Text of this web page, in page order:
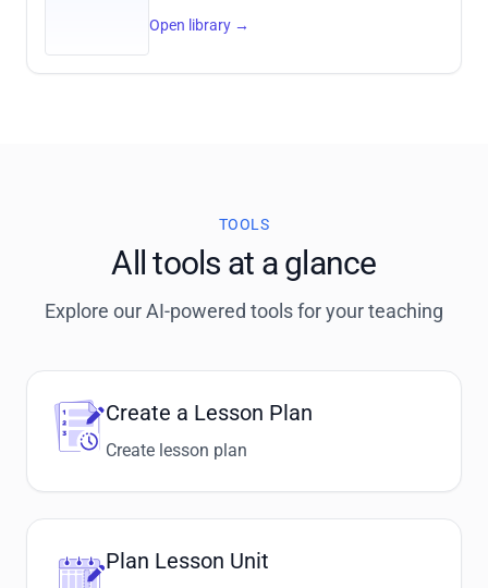
Open library →
TOOLS
All tools at a glance
Explore our AI-powered tools for your teaching
Create a Lesson Plan
Create lesson plan
Plan Lesson Unit